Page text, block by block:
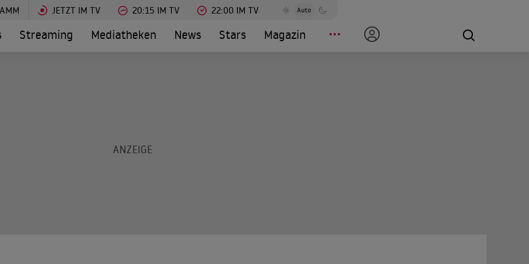
JETZT IM TV 20:15 IM TV 22:00 IM TV Auto
Streaming Mediatheken News Stars Magazin